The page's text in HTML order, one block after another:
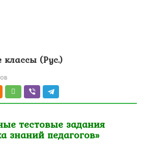
(Рус.)
тестовые задания
знаний педагогов»